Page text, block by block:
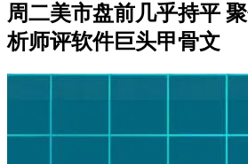
周二美市盘前几乎持平
析师评软件巨头甲骨文